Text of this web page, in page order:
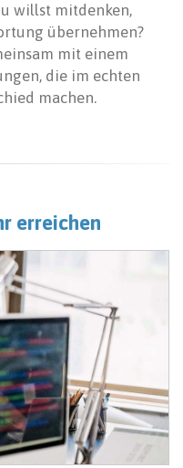
willst mitdenken,
übernehmen?
mit einem
die im echten
machen.
erreichen